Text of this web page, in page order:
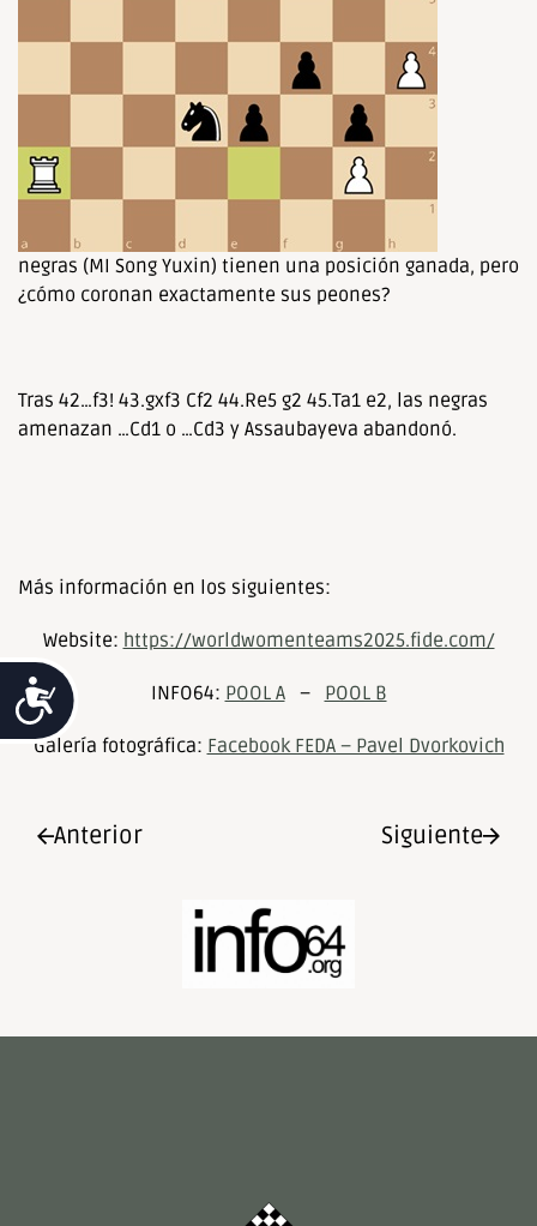
Accesibilidad
negras (MI Song Yuxin) tienen una posición ganada, pero
¿cómo coronan exactamente sus peones?
Tras 42…f3! 43.gxf3 Cf2 44.Re5 g2 45.Ta1 e2, las negras
amenazan …Cd1 o …Cd3 y Assaubayeva abandonó.
Más información en los siguientes:
Website: https://worldwomenteams2025.fide.com/
INFO64: POOL A– POOL B
Galería fotográfica: Facebook FEDA – Pavel Dvorkovich
Anterior Siguiente